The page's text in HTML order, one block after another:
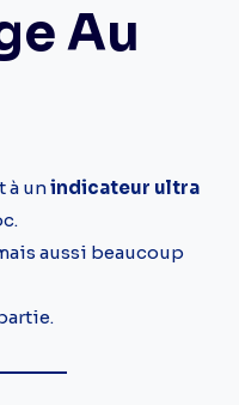
Au
à unindicateur ultra
aussi beaucoup